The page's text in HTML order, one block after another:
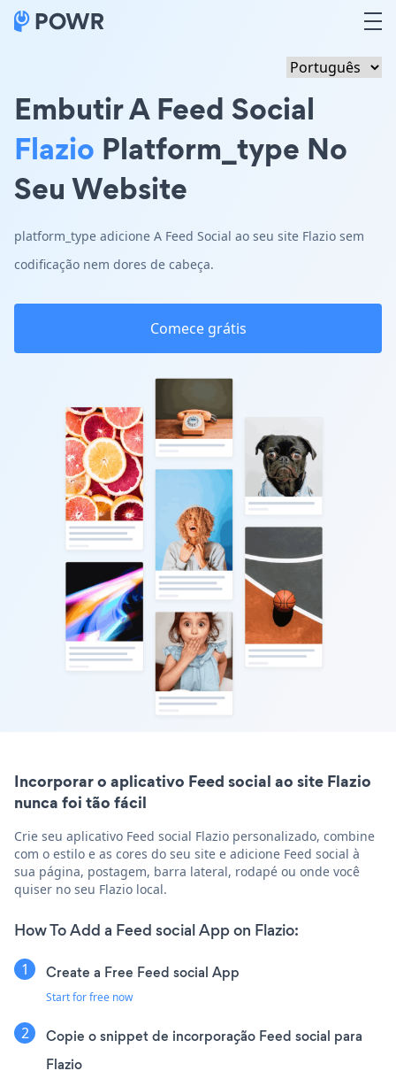
Embutir A Feed Social
Flazio Platform_type No
Seu Website
platform_type adicione A Feed Social ao seu site Flazio sem
codificação nem dores de cabeça.
Comece grátis
Incorporar o aplicativo Feed social ao site Flazio
nunca foi tão fácil
Crie seu aplicativo Feed social Flazio personalizado, combine
com o estilo e as cores do seu site e adicione Feed social à
sua página, postagem, barra lateral, rodapé ou onde você
quiser no seu Flazio local.
How To Add a Feed social App on Flazio:
Create a Free Feed social App
Start for free now
Copie o snippet de incorporação Feed social para
Flazio